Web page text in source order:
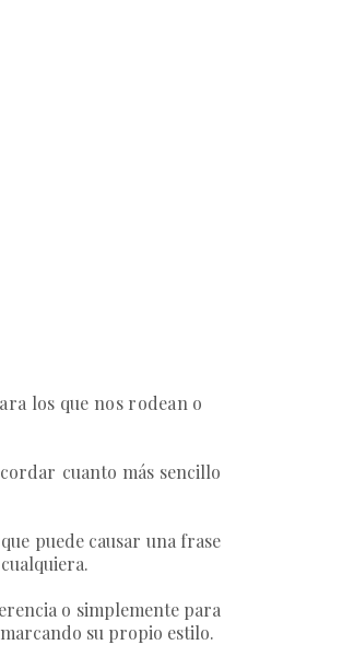
los que nos rodean o
cuanto más sencillo
puede causar una frase
o simplemente para
su propio estilo.